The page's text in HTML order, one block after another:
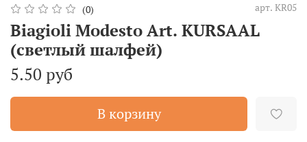
(0) арт. KR05
Biagioli Modesto Art. KURSAAL
(светлый шалфей)
5.50 руб
В корзину